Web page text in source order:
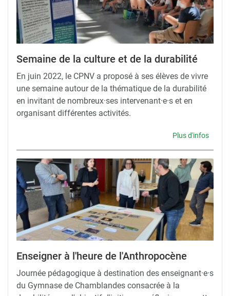
Semaine de la culture et de la durabilité
En juin 2022, le CPNV a proposé à ses élèves de vivre
une semaine autour de la thématique de la durabilité
en invitant de nombreux·ses intervenant·e·s et en
organisant différentes activités.
Plus d'infos
Enseigner à l'heure de l'Anthropocène
Journée pédagogique à destination des enseignant·e·s
du Gymnase de Chamblandes consacrée à la